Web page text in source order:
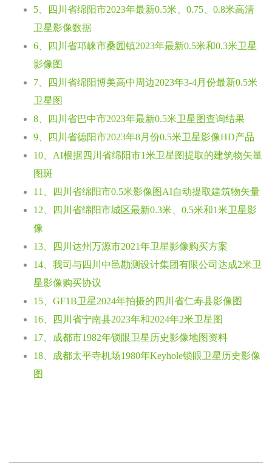
5、四川省绵阳市2023年最新0.5米、0.75、0.8米高清
卫星影像数据
6、四川省邛崃市桑园镇2023年最新0.5米和0.3米卫星
影像图
7、四川省绵阳博美高中周边2023年3-4月份最新0.5米
卫星图
8、四川省巴中市2023年最新0.5米卫星图查询结果
9、四川省德阳市2023年8月份0.5米卫星影像HD产品
10、AI根据四川省绵阳市1米卫星图提取的建筑物矢量
图斑
11、四川省绵阳市0.5米影像图AI自动提取建筑物矢量
12、四川省绵阳市城区最新0.3米、0.5米和1米卫星影
像
13、四川达州万源市2021年卫星影像购买方案
14、我司与四川中邑勘测设计集团有限公司达成2米卫
星影像购买协议
15、GF1B卫星2024年拍摄的四川省仁寿县影像图
16、四川省宁南县2023年和2024年2米卫星图
17、成都市1982年锁眼卫星历史影像地图资料
18、成都太平寺机场1980年Keyhole锁眼卫星历史影像
图